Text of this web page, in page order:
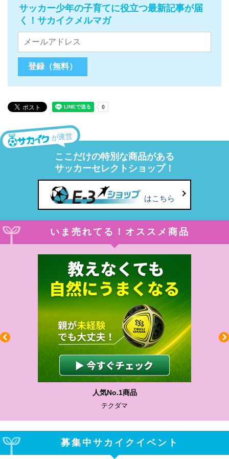
サッカー少年の子育てに役立つ最新記事が届
く！サカイクメルマガ
が運営
ここだけの特別な商品がある
サッカーセレクトショップ！
はこちら
いま売れてる！オススメ商品
人気No.1商品
テクダマ
募集中サカイクイベント